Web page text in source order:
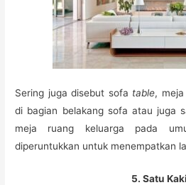
Sering juga disebut sofa table,
di bagian belakang sofa atau juga
meja ruang keluarga pada
diperuntukkan untuk menempatkan
5. Satu Kaki